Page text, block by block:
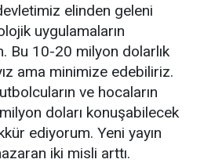
elinden geleni
uygulamaların
Bu 10-20 milyon dolarlık
ama minimize edebiliriz.
ve hocaların
doları konuşabilecek
ediyorum. Yeni yayın
iki misli arttı.